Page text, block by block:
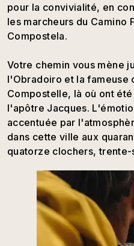
pour la convivialité, en
les marcheurs du Camino
Compostela.
Votre chemin vous mène
l'Obradoiro et la fameuse
Compostelle, là où ont
l'apôtre Jacques.
accentuée par
dans cette ville aux
quatorze clochers,